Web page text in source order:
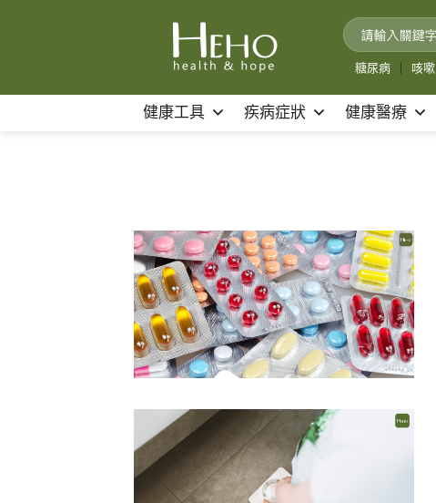
糖尿病 咳嗽
健康工具 疾病症狀 健康醫療